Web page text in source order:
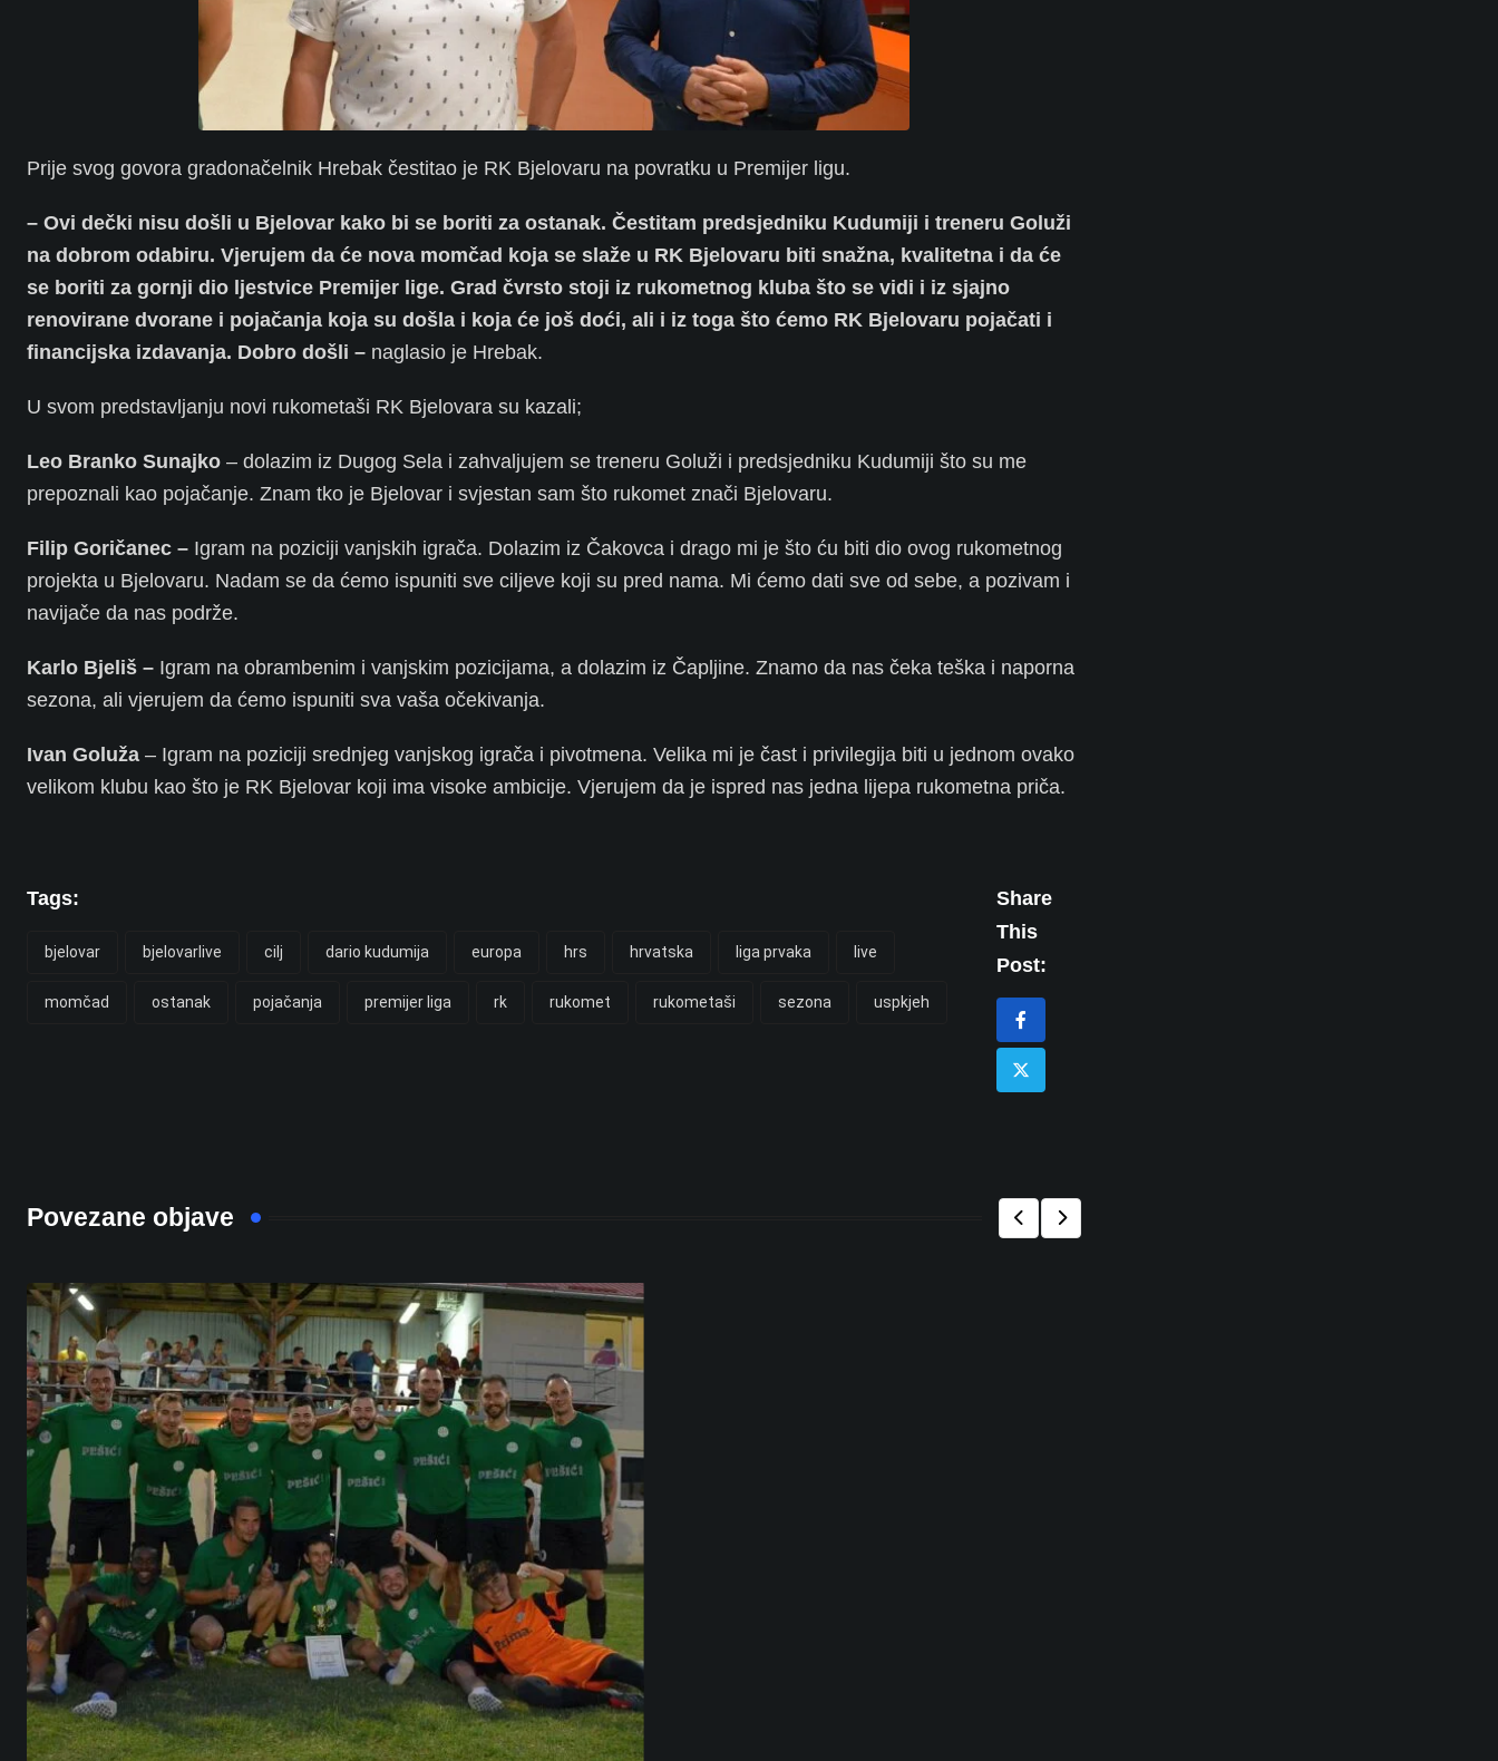
Prije svog govora gradonačelnik Hrebak čestitao je RK Bjelovaru na povratku u Premijer ligu.
– Ovi dečki nisu došli u Bjelovar kako bi se boriti za ostanak. Čestitam predsjedniku Kudumiji i treneru Goluži
na dobrom odabiru. Vjerujem da će nova momčad koja se slaže u RK Bjelovaru biti snažna, kvalitetna i da će
se boriti za gornji dio ljestvice Premijer lige. Grad čvrsto stoji iz rukometnog kluba što se vidi i iz sjajno
renovirane dvorane i pojačanja koja su došla i koja će još doći, ali i iz toga što ćemo RK Bjelovaru pojačati i
financijska izdavanja. Dobro došli – naglasio je Hrebak.
U svom predstavljanju novi rukometaši RK Bjelovara su kazali;
Leo Branko Sunajko – dolazim iz Dugog Sela i zahvaljujem se treneru Goluži i predsjedniku Kudumiji što su me
prepoznali kao pojačanje. Znam tko je Bjelovar i svjestan sam što rukomet znači Bjelovaru.
Filip Goričanec – Igram na poziciji vanjskih igrača. Dolazim iz Čakovca i drago mi je što ću biti dio ovog rukometnog
projekta u Bjelovaru. Nadam se da ćemo ispuniti sve ciljeve koji su pred nama. Mi ćemo dati sve od sebe, a pozivam i
navijače da nas podrže.
Karlo Bjeliš – Igram na obrambenim i vanjskim pozicijama, a dolazim iz Čapljine. Znamo da nas čeka teška i naporna
sezona, ali vjerujem da ćemo ispuniti sva vaša očekivanja.
Ivan Goluža – Igram na poziciji srednjeg vanjskog igrača i pivotmena. Velika mi je čast i privilegija biti u jednom ovako
velikom klubu kao što je RK Bjelovar koji ima visoke ambicije. Vjerujem da je ispred nas jedna lijepa rukometna priča.
Tags:
bjelovar bjelovarlive cilj dario kudumija europa hrs hrvatska liga prvaka live
momčad ostanak pojačanja premijer liga rk rukomet rukometaši sezona uspkjeh
Share
This
Post:
Povezane objave